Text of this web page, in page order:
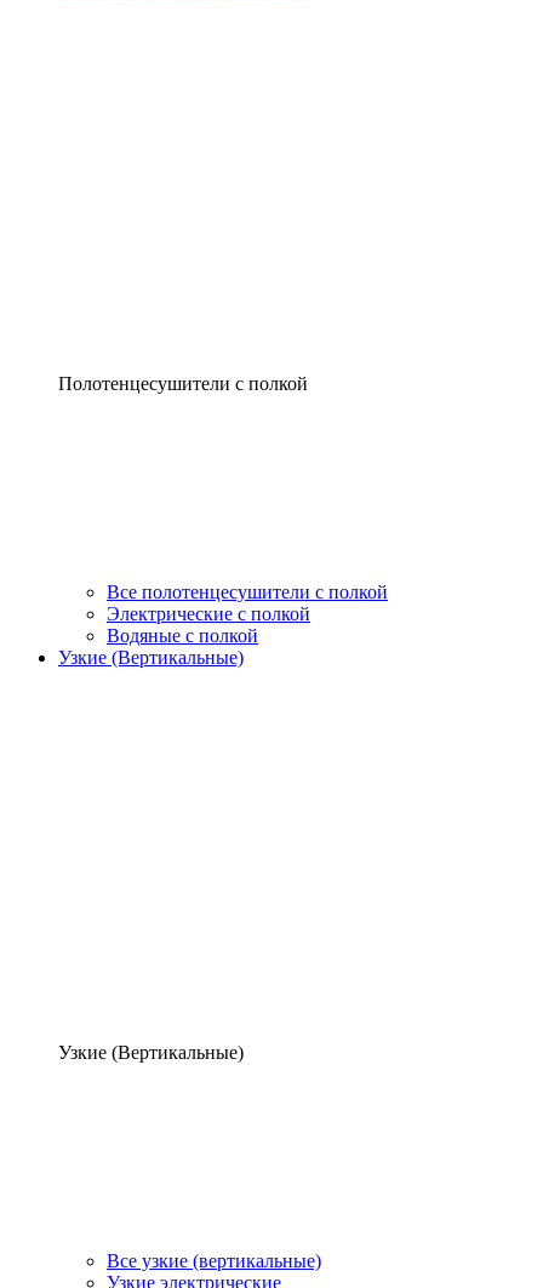
Полотенцесушители с полкой
Все полотенцесушители с полкой
Электрические с полкой
Водяные с полкой
Узкие (Вертикальные)
Узкие (Вертикальные)
Все узкие (вертикальные)
Узкие электрические